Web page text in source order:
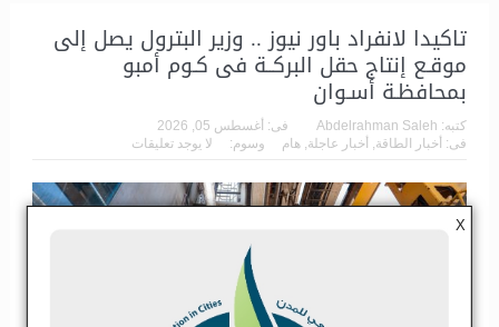
تاكيدا لانفراد باور نيوز .. وزير البترول يصل إلى
موقـع إنتاج حقل البركــة فى كـوم أمبو
بمحافظـة أسـوان
كتبه: Abdelrahman Saleh فى: أغسطس 05, 2026
فى: أخبار الطاقة, أخبار عاجلة, هام وسوم: لا يوجد تعليقات
X